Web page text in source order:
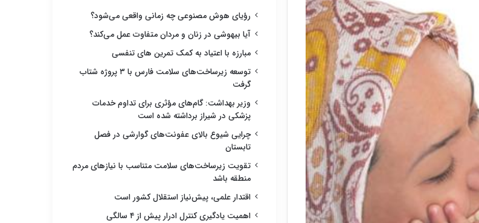
رؤیای هوش مصنوعی چه زمانی واقعی می‌شود؟
آیا بیهوشی در زنان و مردان متفاوت عمل می‌کند؟
مبارزه با اعتیاد به کمک تمرین های تنفسی
توسعه زیرساخت‌های سلامت فارس با ۳ پروژه شتاب
گرفت
وزیر بهداشت: گام‌های مؤثری برای تداوم خدمات
پزشکی در شیراز برداشته شده است
چرایی شیوع بالای عفونت‌های گوارشی در فصل
تابستان
تقویت زیرساخت‌های سلامت متناسب با نیازهای مردم
منطقه باشد
اقتدار علمی، پیش‌نیاز استقلال کشور است
اهمیت یادگیری کنترل ادرار پیش از ۴ سالگی